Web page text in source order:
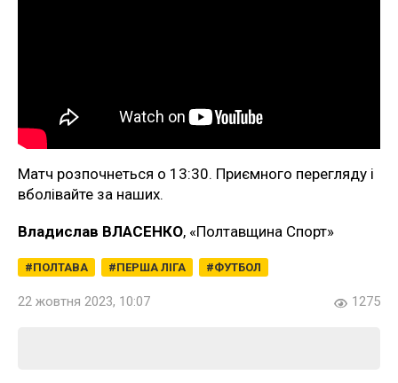
Матч розпочнеться о 13:30. Приємного перегляду і
вболівайте за наших.
Владислав ВЛАСЕНКО, «Полтавщина Спорт»
ПОЛТАВА ПЕРША ЛІГА ФУТБОЛ
22 жовтня 2023, 10:07 1275